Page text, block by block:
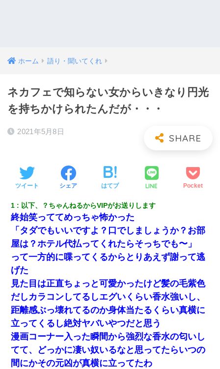
ホーム 語り・聞いてくれ
ネカフェで知らない女からいきなり円光
を持ちかけられたんだが・・・
2021年5月8日
ツイート シェア はてブ LINE Pocket
1 以下、？ちゃんねるからVIPがお送りします
終始笑っててめっちゃ怖かった
「タダでもいいですよ？口でしましょうか？お部
屋は？ホテル代払ってくれたらそっちでも〜」
って一方的に喋ってくるからとりあえず謝って逃
げた
見た目は正直ちょっと可愛かったけど髪の毛紫色
だしカラコンしてるしエグいくらい香水強いし、
距離感ぶっ壊れてるのか身体当たるくらい真横に
立ってくるし絶対ヤバいやつだと思う
漫画コーナー入った瞬間から強烈な香水の匂いし
てて、どっかに凄い奴いるなと思ってたらいつの
間にかその元凶が真横に立ってたわ